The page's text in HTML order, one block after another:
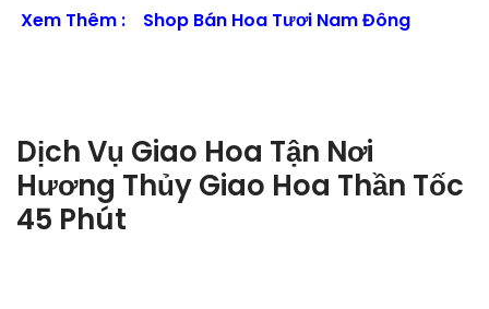
Xem Thêm : Shop Bán Hoa Tươi Nam Đông
Dịch Vụ Giao Hoa Tận Nơi
Hương Thủy Giao Hoa Thần Tốc
45 Phút